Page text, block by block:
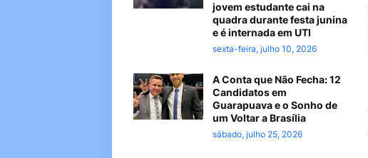
jovem estudante cai na
quadra durante festa junina
e é internada em UTI
sexta-feira, julho 10, 2026
A Conta que Não Fecha: 12
Candidatos em
Guarapuava e o Sonho de
um Voltar a Brasília
sábado, julho 25, 2026